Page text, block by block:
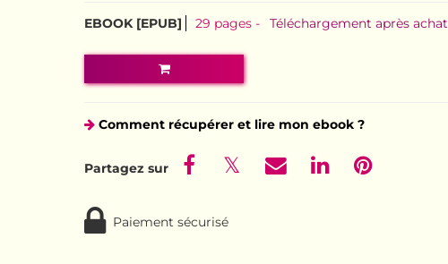
EBOOK [EPUB] 29 pages Téléchargement après achat
Comment récupérer et lire mon ebook ?
Paiement sécurisé